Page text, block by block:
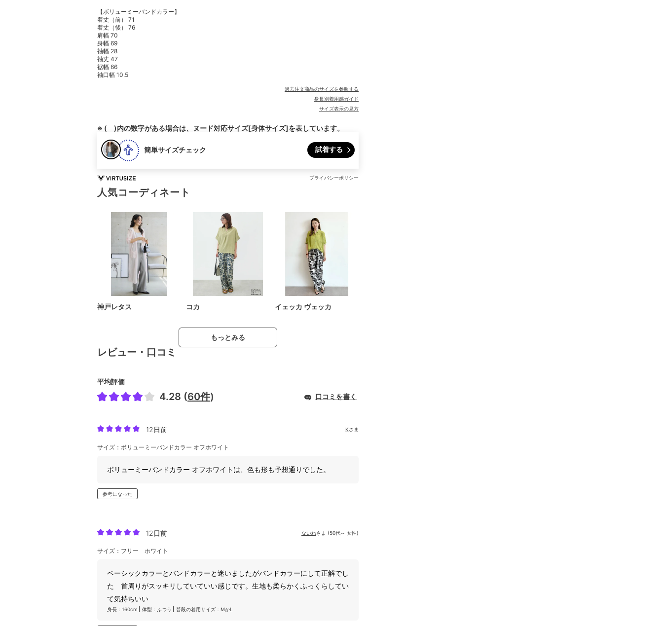
【ボリューミーバンドカラー】
着丈（前） 71
着丈（後） 76
肩幅 70
身幅 69
袖幅 28
袖丈 47
裾幅 66
袖口幅 10.5
過去注文商品のサイズを参照する
身長別着用感ガイド
サイズ表示の見方
※ ( )内の数字がある場合は、ヌード対応サイズ[身体サイズ]を表しています。
簡単サイズチェック 試着する
プライバシーポリシー
人気コーディネート
神戸レタス コカ イェッカ ヴェッカ
もっとみる
レビュー・口コミ
平均評価
4.28 (60件) 口コミを書く
12日前 Kさま
サイズ：ボリューミーバンドカラー オフホワイト
ボリューミーバンドカラー オフホワイトは、色も形も予想通りでした。
参考になった
12日前 ないわさま (50代～ 女性)
サイズ：フリー ホワイト
ベーシックカラーとバンドカラーと迷いましたがバンドカラーにして正解でし
た 首周りがスッキリしていていい感じです。生地も柔らかくふっくらしてい
て気持ちいい
身長：160cm 体型：ふつう 普段の着用サイズ：MかL